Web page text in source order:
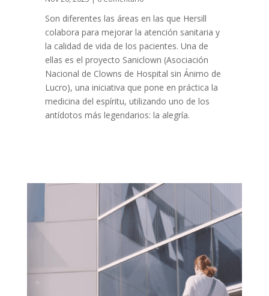
Son diferentes las áreas en las que Hersill
colabora para mejorar la atención sanitaria y
la calidad de vida de los pacientes. Una de
ellas es el proyecto Saniclown (Asociación
Nacional de Clowns de Hospital sin Ánimo de
Lucro), una iniciativa que pone en práctica la
medicina del espíritu, utilizando uno de los
antídotos más legendarios: la alegría.